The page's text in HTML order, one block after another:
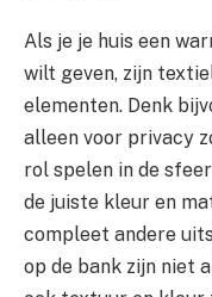
Als je je huis een
wilt geven, zijn
elementen. Denk
alleen voor privacy
rol spelen in de
de juiste kleur en
compleet andere
op de bank zijn niet